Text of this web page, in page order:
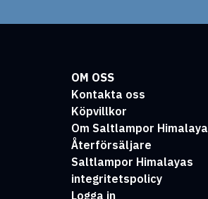
OM OSS
Kontakta oss
Köpvillkor
Om Saltlampor Himalaya
Återförsäljare
Saltlampor Himalayas
integritetspolicy
Logga in